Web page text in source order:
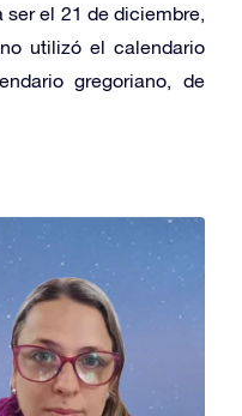
el 21 de diciembre,
utilizó el calendario
gregoriano, de